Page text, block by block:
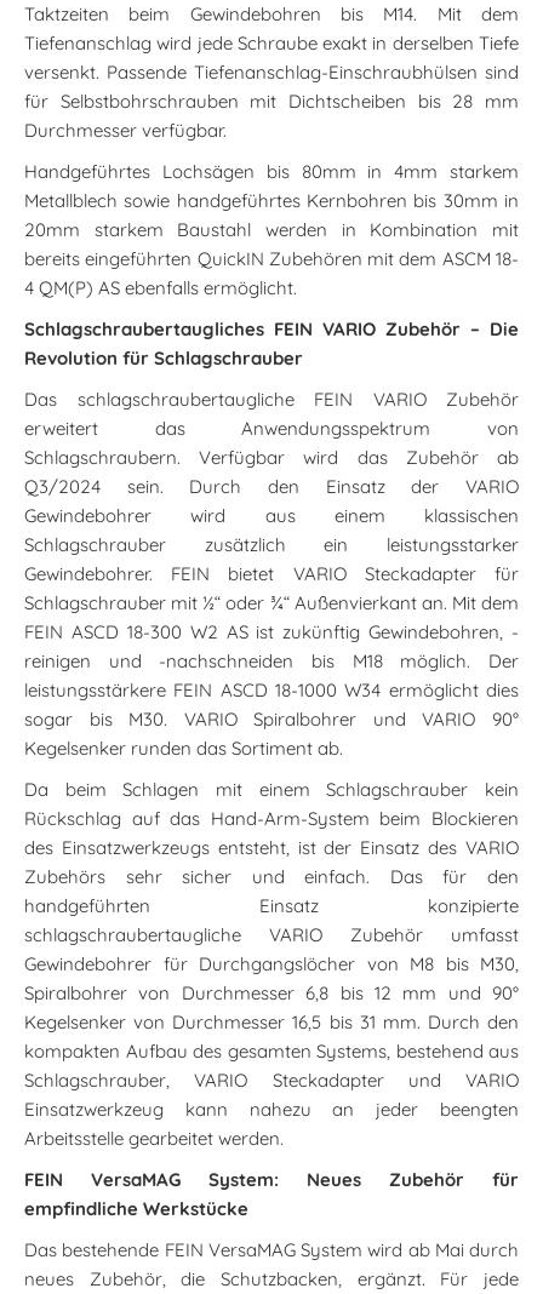
Taktzeiten beim Gewindebohren bis M14. Mit dem
Tiefenanschlag wird jede Schraube exakt in derselben Tiefe
versenkt. Passende Tiefenanschlag-Einschraubhülsen sind
für Selbstbohrschrauben mit Dichtscheiben bis 28 mm
Durchmesser verfügbar.
Handgeführtes Lochsägen bis 80mm in 4mm starkem
Metallblech sowie handgeführtes Kernbohren bis 30mm in
20mm starkem Baustahl werden in Kombination mit
bereits eingeführten QuickIN Zubehören mit dem ASCM 18-
4 QM(P) AS ebenfalls ermöglicht.
Schlagschraubertaugliches FEIN VARIO Zubehör – Die
Revolution für Schlagschrauber
Das schlagschraubertaugliche FEIN VARIO Zubehör
erweitert das Anwendungsspektrum von
Schlagschraubern. Verfügbar wird das Zubehör ab
Q3/2024 sein. Durch den Einsatz der VARIO
Gewindebohrer wird aus einem klassischen
Schlagschrauber zusätzlich ein leistungsstarker
Gewindebohrer. FEIN bietet VARIO Steckadapter für
Schlagschrauber mit ½“ oder ¾“ Außenvierkant an. Mit dem
FEIN ASCD 18-300 W2 AS ist zukünftig Gewindebohren, -
reinigen und -nachschneiden bis M18 möglich. Der
leistungsstärkere FEIN ASCD 18-1000 W34 ermöglicht dies
sogar bis M30. VARIO Spiralbohrer und VARIO 90°
Kegelsenker runden das Sortiment ab.
Da beim Schlagen mit einem Schlagschrauber kein
Rückschlag auf das Hand-Arm-System beim Blockieren
des Einsatzwerkzeugs entsteht, ist der Einsatz des VARIO
Zubehörs sehr sicher und einfach. Das für den
handgeführten Einsatz konzipierte
schlagschraubertaugliche VARIO Zubehör umfasst
Gewindebohrer für Durchgangslöcher von M8 bis M30,
Spiralbohrer von Durchmesser 6,8 bis 12 mm und 90°
Kegelsenker von Durchmesser 16,5 bis 31 mm. Durch den
kompakten Aufbau des gesamten Systems, bestehend aus
Schlagschrauber, VARIO Steckadapter und VARIO
Einsatzwerkzeug kann nahezu an jeder beengten
Arbeitsstelle gearbeitet werden.
FEIN VersaMAG System: Neues Zubehör für
empfindliche Werkstücke
Das bestehende FEIN VersaMAG System wird ab Mai durch
neues Zubehör, die Schutzbacken, ergänzt. Für jede